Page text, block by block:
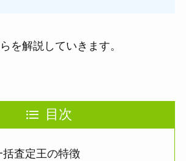
を解説していきます。
目次
括査定王の特徴